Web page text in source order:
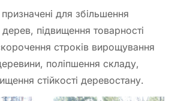
для збільшення
підвищення товарності
строків вирощування
поліпшення складу,
стійкості деревостану.